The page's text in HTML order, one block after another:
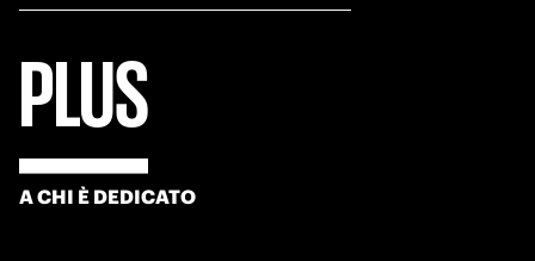
PLUS
A CHI È DEDICATO